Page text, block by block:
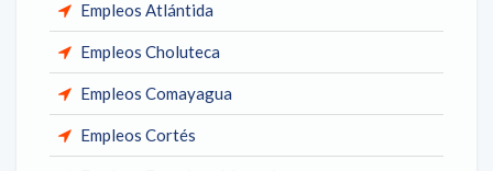
Empleos Atlántida
Empleos Choluteca
Empleos Comayagua
Empleos Cortés